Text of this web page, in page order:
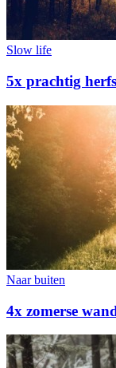
Slow life
5x prachtig
Naar buiten
4x zomerse